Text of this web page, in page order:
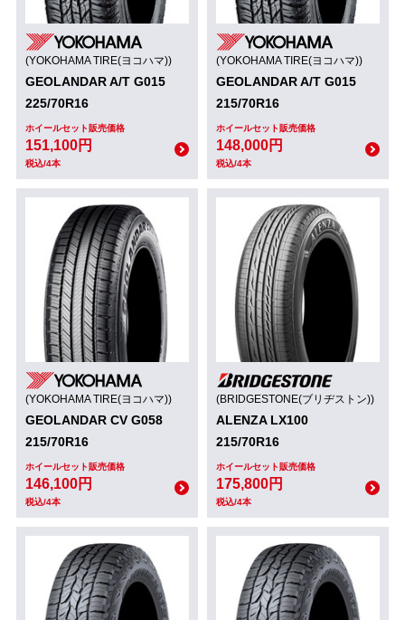
(YOKOHAMA TIRE(ヨコハマ))
GEOLANDAR A/T G015
225/70R16
ホイールセット販売価格
151,100円
税込/4本
(YOKOHAMA TIRE(ヨコハマ))
GEOLANDAR A/T G015
215/70R16
ホイールセット販売価格
148,000円
税込/4本
(YOKOHAMA TIRE(ヨコハマ))
GEOLANDAR CV G058
215/70R16
ホイールセット販売価格
146,100円
税込/4本
(BRIDGESTONE(ブリヂストン))
ALENZA LX100
215/70R16
ホイールセット販売価格
175,800円
税込/4本